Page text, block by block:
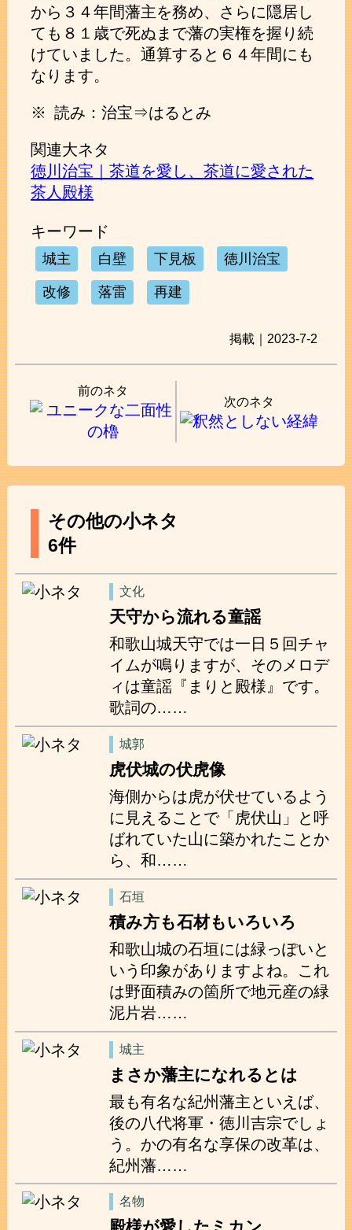
から３４年間藩主を務め、さらに隠居し
ても８１歳で死ぬまで藩の実権を握り続
けていました。通算すると６４年間にも
なります。
※ 読み：治宝⇒はるとみ
関連大ネタ
徳川治宝｜茶道を愛し、茶道に愛された
茶人殿様
キーワード
城主 白壁 下見板 徳川治宝
改修 落雷 再建
掲載｜2023-7-2
前のネタ
次のネタ
その他の小ネタ
6件
文化
天守から流れる童謡
和歌山城天守では一日５回チャ
イムが鳴りますが、そのメロデ
ィは童謡『まりと殿様』です。
歌詞の……
城郭
虎伏城の伏虎像
海側からは虎が伏せているよう
に見えることで「虎伏山」と呼
ばれていた山に築かれたことか
ら、和……
石垣
積み方も石材もいろいろ
和歌山城の石垣には緑っぽいと
いう印象がありますよね。これ
は野面積みの箇所で地元産の緑
泥片岩……
城主
まさか藩主になれるとは
最も有名な紀州藩主といえば、
後の八代将軍・徳川吉宗でしょ
う。かの有名な享保の改革は、
紀州藩……
名物